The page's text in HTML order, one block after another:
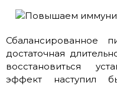
Сбалансированное
достаточная
восстановиться
эффект наступил